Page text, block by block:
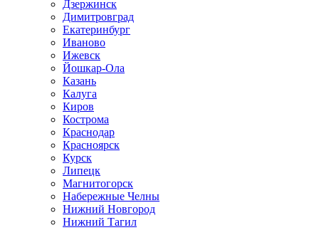
Дзержинск
Димитровград
Екатеринбург
Иваново
Ижевск
Йошкар-Ола
Казань
Калуга
Киров
Кострома
Краснодар
Красноярск
Курск
Липецк
Магнитогорск
Набережные Челны
Нижний Новгород
Нижний Тагил